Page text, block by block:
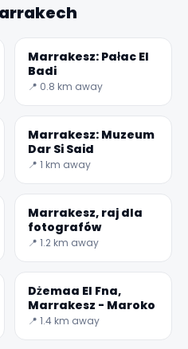
Marrakesz: Pałac El
Badi
📍 0.8 km away
Marrakesz: Muzeum
Dar Si Said
📍 1 km away
Marrakesz, raj dla
fotografów
📍 1.2 km away
Dżemaa El Fna,
Marrakesz - Maroko
📍 1.4 km away
✕